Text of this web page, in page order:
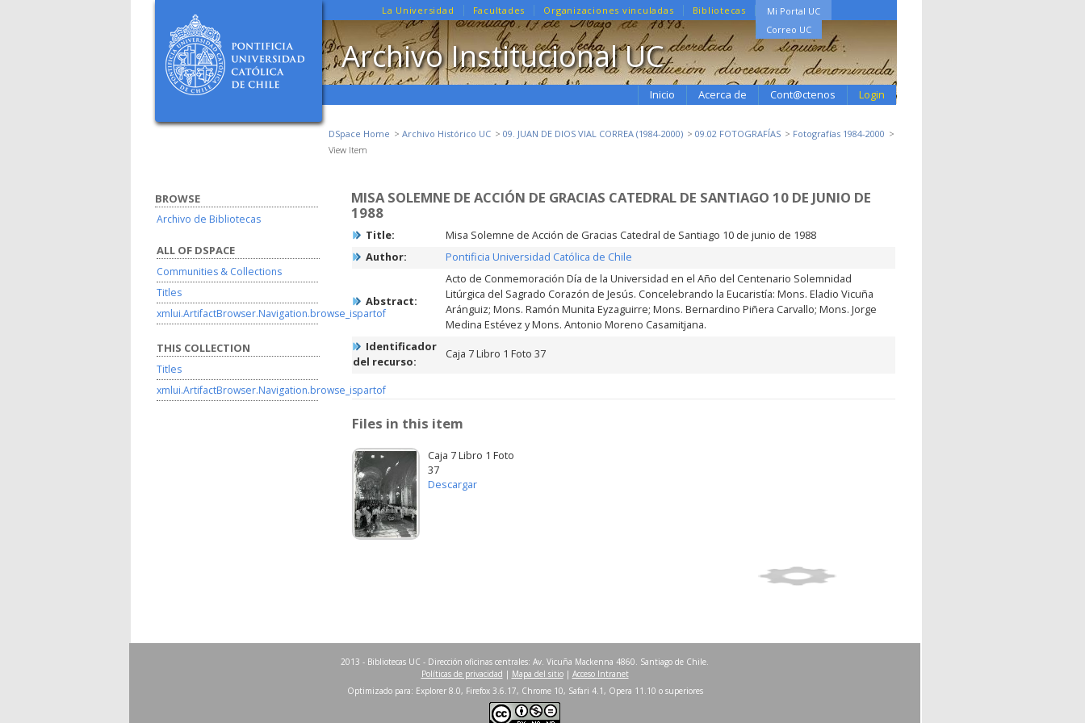
Mi Portal UC
Correo UC
La Universidad Facultades Organizaciones vinculadas Bibliotecas
Archivo Institucional UC
Login
Inicio Acerca de Cont@ctenos
DSpace Home Archivo Histórico UC 09. JUAN DE DIOS VIAL CORREA (1984-2000) 09.02 FOTOGRAFÍAS
Fotografías 1984-2000
View Item
MISA SOLEMNE DE ACCIÓN DE GRACIAS CATEDRAL DE SANTIAGO 10 DE JUNIO DE
1988
Title:
Misa Solemne de Acción de Gracias Catedral de Santiago 10 de junio de 1988
Author:
Pontificia Universidad Católica de Chile
Abstract:
Acto de Conmemoración Día de la Universidad en el Año del Centenario Solemnidad
Litúrgica del Sagrado Corazón de Jesús. Concelebrando la Eucaristía: Mons. Eladio Vicuña
Aránguiz; Mons. Ramón Munita Eyzaguirre; Mons. Bernardino Piñera Carvallo; Mons. Jorge
Medina Estévez y Mons. Antonio Moreno Casamitjana.
Identificador
del recurso:
Caja 7 Libro 1 Foto 37
Files in this item
Caja 7 Libro 1 Foto
37
Descargar
Show full item record
BROWSE
Archivo de Bibliotecas
ALL OF DSPACE
Communities & Collections
Titles
xmlui.ArtifactBrowser.Navigation.browse_ispartof
THIS COLLECTION
Titles
xmlui.ArtifactBrowser.Navigation.browse_ispartof
2013 - Bibliotecas UC - Dirección oficinas centrales: Av. Vicuña Mackenna 4860. Santiago de Chile.
Políticas de privacidad | Mapa del sitio| Acceso Intranet
Optimizado para: Explorer 8.0, Firefox 3.6.17, Chrome 10, Safari 4.1, Opera 11.10 o superiores